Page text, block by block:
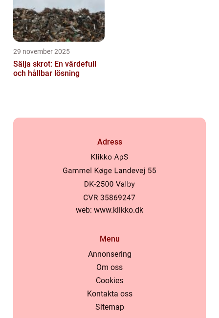
29 november 2025
Sälja skrot: En värdefull
och hållbar lösning
Adress
web: www.klikko.dk
Menu
Annonsering
Om oss
Cookies
Kontakta oss
Sitemap